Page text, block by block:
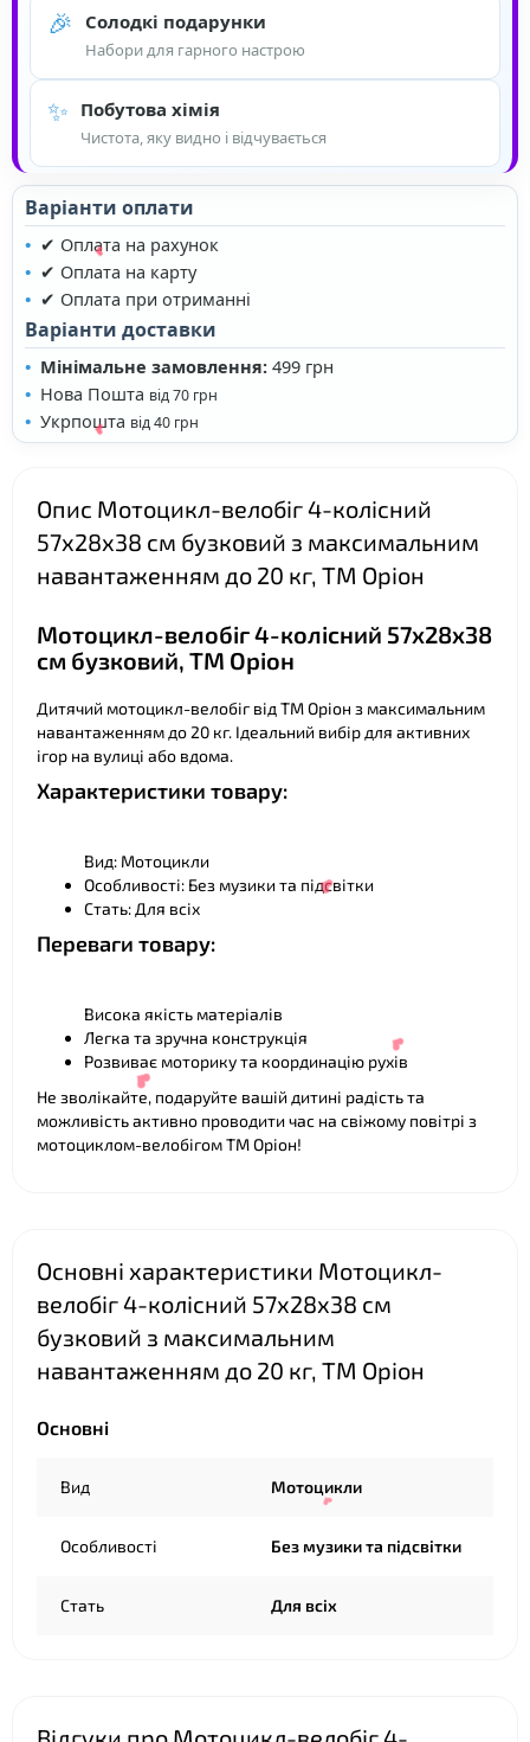
🎉 Солодкі подарунки
Набори для гарного настрою
✨ Побутова хімія
Чистота, яку видно і відчувається
Варіанти оплати
✔ Оплата на рахунок
✔ Оплата на карту
✔ Оплата при отриманні
Варіанти доставки
Мінімальне замовлення: 499 грн
Нова Пошта від 70 грн
Укрпошта від 40 грн
Опис Мотоцикл-велобіг 4-колісний
57х28х38 см бузковий з максимальним
навантаженням до 20 кг, ТМ Оріон
Мотоцикл-велобіг 4-колісний 57х28х38
см бузковий, ТМ Оріон
Дитячий мотоцикл-велобіг від ТМ Оріон з максимальним
навантаженням до 20 кг. Ідеальний вибір для активних
ігор на вулиці або вдома.
Характеристики товару:
Вид: Мотоцикли
Особливості: Без музики та підсвітки
Стать: Для всіх
Переваги товару:
Висока якість матеріалів
Легка та зручна конструкція
Розвиває моторику та координацію рухів
Не зволікайте, подаруйте вашій дитині радість та
можливість активно проводити час на свіжому повітрі з
мотоциклом-велобігом ТМ Оріон!
Основні характеристики Мотоцикл-
велобіг 4-колісний 57х28х38 см
бузковий з максимальним
навантаженням до 20 кг, ТМ Оріон
Основні
Вид Мотоцикли
Особливості Без музики та підсвітки
Стать Для всіх
❤
❤
❤
❤